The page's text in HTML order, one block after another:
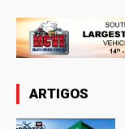
ARTIGOS